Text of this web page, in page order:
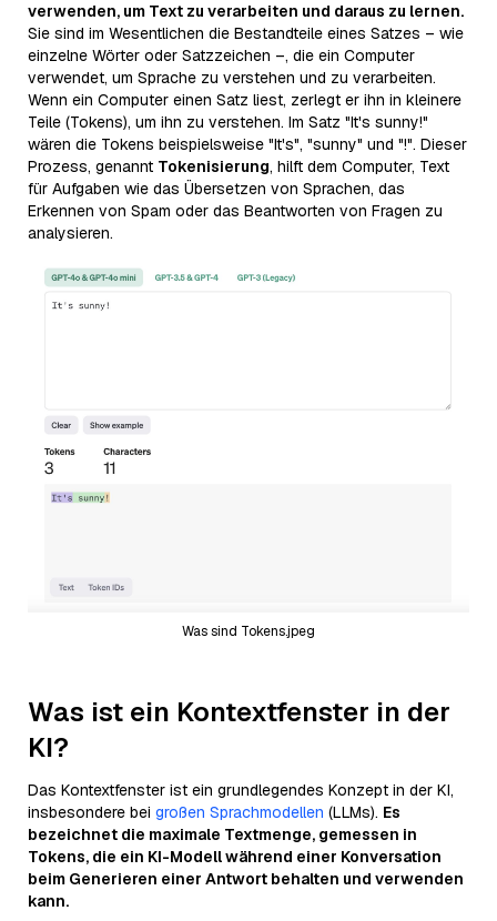
verwenden, um Text zu verarbeiten und daraus zu lernen.
Sie sind im Wesentlichen die Bestandteile eines Satzes – wie
einzelne Wörter oder Satzzeichen –, die ein Computer
verwendet, um Sprache zu verstehen und zu verarbeiten.
Wenn ein Computer einen Satz liest, zerlegt er ihn in kleinere
Teile (Tokens), um ihn zu verstehen. Im Satz "It's sunny!"
wären die Tokens beispielsweise "It's", "sunny" und "!". Dieser
Prozess, genannt Tokenisierung, hilft dem Computer, Text
für Aufgaben wie das Übersetzen von Sprachen, das
Erkennen von Spam oder das Beantworten von Fragen zu
analysieren.
Was sind Tokens.jpeg
Was ist ein Kontextfenster in der
KI?
Das Kontextfenster ist ein grundlegendes Konzept in der KI,
insbesondere bei großen Sprachmodellen (LLMs). Es
bezeichnet die maximale Textmenge, gemessen in
Tokens, die ein KI-Modell während einer Konversation
beim Generieren einer Antwort behalten und verwenden
kann.